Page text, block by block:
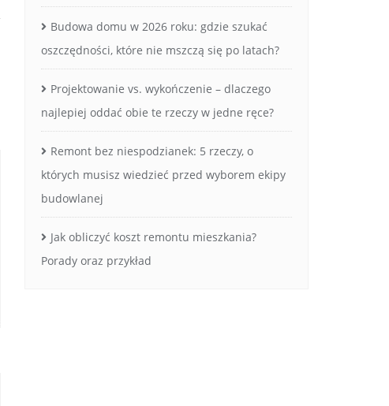
Budowa domu w 2026 roku: gdzie szukać
oszczędności, które nie mszczą się po latach?
Projektowanie vs. wykończenie – dlaczego
najlepiej oddać obie te rzeczy w jedne ręce?
Remont bez niespodzianek: 5 rzeczy, o
których musisz wiedzieć przed wyborem ekipy
budowlanej
Jak obliczyć koszt remontu mieszkania?
Porady oraz przykład